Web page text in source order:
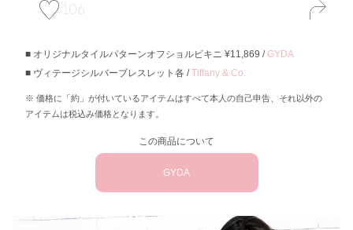
106
オリジナルタイルパターンオフショルビキニ ¥11,869 /GYDA
ヴィテージシルバーブレスレット各 /Tiffany & Co.
価格に「約」が付いているアイテムはすべて本人の自己申告、それ以外の
アイテムは税込み価格となります。
この商品について
GYDA